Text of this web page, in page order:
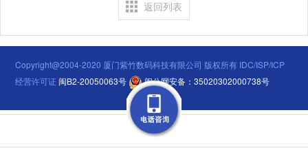
返回列表
Copyright@2004-2020 厦门紫竹数码科技有限公司 版权所有 IDC/ISP/ICP
经营许可证闽B2-20050063号 闽公网安备：35020302000738号